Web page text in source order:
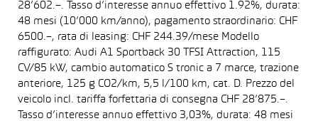
28’602.–. Tasso d’interesse annuo effettivo 1.92%, durata:
48 mesi (10’000 km/anno), pagamento straordinario: CHF
6500.–, rata di leasing: CHF 244.39/mese Modello
raffigurato: Audi A1 Sportback 30 TFSI Attraction, 115
CV/85 kW, cambio automatico S tronic a 7 marce, trazione
anteriore, 125 g CO2/km, 5,5 l/100 km, cat. D. Prezzo del
veicolo incl. tariffa forfettaria di consegna CHF 28’875.–.
Tasso d’interesse annuo effettivo 3,03%, durata: 48 mesi